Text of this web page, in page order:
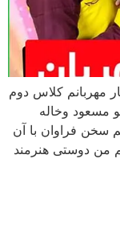
مهربانم کلاس دوم
مسعود وخاله
سخن فراوان با آن
من دوستی هنرمند